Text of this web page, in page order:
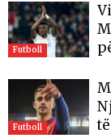
Futboll
Futboll